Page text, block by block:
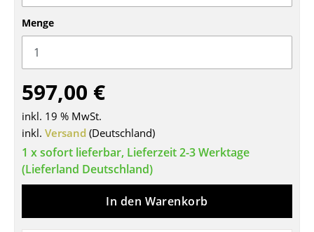
Einzelteile
... alle Sitzmöbel
Tische
Esstische
Beistelltische
Couchtische
Schreibtische
Menge
597,00 €
inkl. 19 % MwSt.
inkl. Versand (Deutschland)
1 x sofort lieferbar, Lieferzeit 2-3 Werktage
(Lieferland Deutschland)
In den Warenkorb